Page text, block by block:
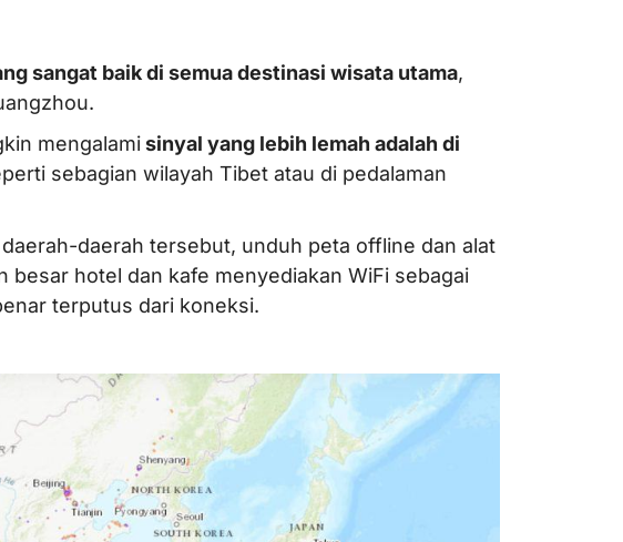
sangat baik di semua destinasi wisata utama,
mengalamisinyal yang lebih lemah adalah di
sebagian wilayah Tibet atau di pedalaman
daerah tersebut, unduh peta offline dan alat
besar hotel dan kafe menyediakan WiFi sebagai
terputus dari koneksi.